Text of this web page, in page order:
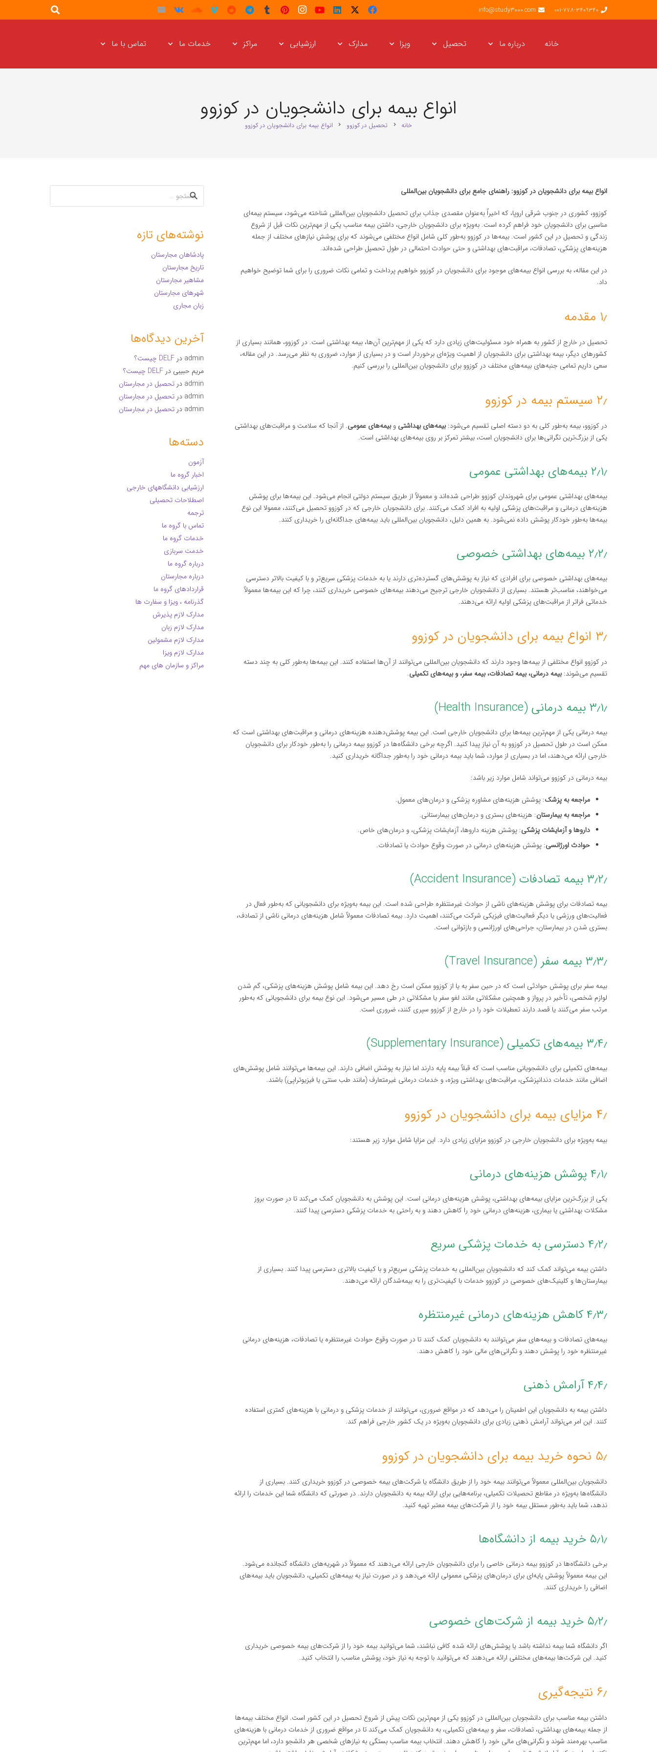
001-778-3409340
info@study3000.com
خانه درباره ما تحصیل ویزا مدارک ارزشیابی مراکز خدمات ما تماس با ما
انواع بیمه برای دانشجویان در کوزوو
خانه chevron_right تحصیل در کوزوو chevron_right انواع بیمه برای دانشجویان در کوزوو
انواع بیمه برای دانشجویان در کوزوو: راهنمای جامع برای دانشجویان بین‌المللی
کوزوو، کشوری در جنوب شرقی اروپا، که اخیراً به‌عنوان مقصدی جذاب برای تحصیل دانشجویان بین‌المللی شناخته می‌شود، سیستم بیمه‌ای
مناسبی برای دانشجویان خود فراهم کرده است. به‌ویژه برای دانشجویان خارجی، داشتن بیمه مناسب یکی از مهم‌ترین نکات قبل از شروع
زندگی و تحصیل در این کشور است. بیمه‌ها در کوزوو به‌طور کلی شامل انواع مختلفی می‌شوند که برای پوشش نیازهای مختلف از جمله
هزینه‌های پزشکی، تصادفات، مراقبت‌های بهداشتی و حتی حوادث احتمالی در طول تحصیل طراحی شده‌اند.
در این مقاله، به بررسی انواع بیمه‌های موجود برای دانشجویان در کوزوو خواهیم پرداخت و تمامی نکات ضروری را برای شما توضیح خواهیم
داد.
۱٫ مقدمه
تحصیل در خارج از کشور به همراه خود مسئولیت‌های زیادی دارد که یکی از مهم‌ترین آن‌ها، بیمه بهداشتی است. در کوزوو، همانند بسیاری از
کشورهای دیگر، بیمه بهداشتی برای دانشجویان از اهمیت ویژه‌ای برخوردار است و در بسیاری از موارد، ضروری به نظر می‌رسد. در این مقاله،
سعی داریم تمامی جنبه‌های بیمه‌های مختلف در کوزوو برای دانشجویان بین‌المللی را بررسی کنیم.
۲٫ سیستم بیمه در کوزوو
در کوزوو، بیمه به‌طور کلی به دو دسته اصلی تقسیم می‌شود:بیمه‌های بهداشتی وبیمه‌های عمومی. از آنجا که سلامت و مراقبت‌های بهداشتی
یکی از بزرگ‌ترین نگرانی‌ها برای دانشجویان است، بیشتر تمرکز بر روی بیمه‌های بهداشتی است.
۲٫۱٫ بیمه‌های بهداشتی عمومی
بیمه‌های بهداشتی عمومی برای شهروندان کوزوو طراحی شده‌اند و معمولاً از طریق سیستم دولتی انجام می‌شود. این بیمه‌ها برای پوشش
هزینه‌های درمانی و مراقبت‌های پزشکی اولیه به افراد کمک می‌کنند. برای دانشجویان خارجی که در کوزوو تحصیل می‌کنند، معمولا این نوع
بیمه‌ها به‌طور خودکار پوشش داده نمی‌شود. به همین دلیل، دانشجویان بین‌المللی باید بیمه‌های جداگانه‌ای را خریداری کنند.
۲٫۲٫ بیمه‌های بهداشتی خصوصی
بیمه‌های بهداشتی خصوصی برای افرادی که نیاز به پوشش‌های گسترده‌تری دارند یا به خدمات پزشکی سریع‌تر و با کیفیت بالاتر دسترسی
می‌خواهند، مناسب‌تر هستند. بسیاری از دانشجویان خارجی ترجیح می‌دهند بیمه‌های خصوصی خریداری کنند، چرا که این بیمه‌ها معمولاً
خدماتی فراتر از مراقبت‌های پزشکی اولیه ارائه می‌دهند.
۳٫ انواع بیمه برای دانشجویان در کوزوو
در کوزوو انواع مختلفی از بیمه‌ها وجود دارند که دانشجویان بین‌المللی می‌توانند از آن‌ها استفاده کنند. این بیمه‌ها به‌طور کلی به چند دسته
تقسیم می‌شوند:بیمه درمانی، بیمه تصادفات، بیمه سفر، و بیمه‌های تکمیلی.
۳٫۱٫ بیمه درمانی (Health Insurance)
بیمه درمانی یکی از مهم‌ترین بیمه‌ها برای دانشجویان خارجی است. این بیمه پوشش‌دهنده هزینه‌های درمانی و مراقبت‌های بهداشتی است که
ممکن است در طول تحصیل در کوزوو به آن نیاز پیدا کنید. اگرچه برخی دانشگاه‌ها در کوزوو بیمه درمانی را به‌طور خودکار برای دانشجویان
خارجی ارائه می‌دهند، اما در بسیاری از موارد، شما باید بیمه درمانی خود را به‌طور جداگانه خریداری کنید.
بیمه درمانی در کوزوو می‌تواند شامل موارد زیر باشد:
مراجعه به پزشک: پوشش هزینه‌های مشاوره پزشکی و درمان‌های معمول.
مراجعه به بیمارستان: هزینه‌های بستری و درمان‌های بیمارستانی.
داروها و آزمایشات پزشکی: پوشش هزینه داروها، آزمایشات پزشکی، و درمان‌های خاص.
حوادث اورژانسی: پوشش هزینه‌های درمانی در صورت وقوع حوادث یا تصادفات.
۳٫۲٫ بیمه تصادفات (Accident Insurance)
بیمه تصادفات برای پوشش هزینه‌های ناشی از حوادث غیرمنتظره طراحی شده است. این بیمه به‌ویژه برای دانشجویانی که به‌طور فعال در
فعالیت‌های ورزشی یا دیگر فعالیت‌های فیزیکی شرکت می‌کنند، اهمیت دارد. بیمه تصادفات معمولاً شامل هزینه‌های درمانی ناشی از تصادف،
بستری شدن در بیمارستان، جراحی‌های اورژانسی و بازتوانی است.
۳٫۳٫ بیمه سفر (Travel Insurance)
بیمه سفر برای پوشش حوادثی است که در حین سفر به یا از کوزوو ممکن است رخ دهد. این بیمه شامل پوشش هزینه‌های پزشکی، گم شدن
لوازم شخصی، تأخیر در پرواز و همچنین مشکلاتی مانند لغو سفر یا مشکلاتی در طی مسیر می‌شود. این نوع بیمه برای دانشجویانی که به‌طور
مرتب سفر می‌کنند یا قصد دارند تعطیلات خود را در خارج از کوزوو سپری کنند، ضروری است.
۳٫۴٫ بیمه‌های تکمیلی (Supplementary Insurance)
بیمه‌های تکمیلی برای دانشجویانی مناسب است که قبلاً بیمه پایه دارند اما نیاز به پوشش اضافی دارند. این بیمه‌ها می‌توانند شامل پوشش‌های
اضافی مانند خدمات دندانپزشکی، مراقبت‌های بهداشتی ویژه، و خدمات درمانی غیرمتعارف (مانند طب سنتی یا فیزیوتراپی) باشند.
۴٫ مزایای بیمه برای دانشجویان در کوزوو
بیمه به‌ویژه برای دانشجویان خارجی در کوزوو مزایای زیادی دارد. این مزایا شامل موارد زیر هستند:
۴٫۱٫ پوشش هزینه‌های درمانی
یکی از بزرگ‌ترین مزایای بیمه‌های بهداشتی، پوشش هزینه‌های درمانی است. این پوشش به دانشجویان کمک می‌کند تا در صورت بروز
مشکلات بهداشتی یا بیماری، هزینه‌های درمانی خود را کاهش دهند و به راحتی به خدمات پزشکی دسترسی پیدا کنند.
۴٫۲٫ دسترسی به خدمات پزشکی سریع
داشتن بیمه می‌تواند کمک کند که دانشجویان بین‌المللی به خدمات پزشکی سریع‌تر و با کیفیت بالاتری دسترسی پیدا کنند. بسیاری از
بیمارستان‌ها و کلینیک‌های خصوصی در کوزوو خدمات با کیفیت‌تری را به بیمه‌شدگان ارائه می‌دهند.
۴٫۳٫ کاهش هزینه‌های درمانی غیرمنتظره
بیمه‌های تصادفات و بیمه‌های سفر می‌توانند به دانشجویان کمک کنند تا در صورت وقوع حوادث غیرمنتظره یا تصادفات، هزینه‌های درمانی
غیرمنتظره خود را پوشش دهند و نگرانی‌های مالی خود را کاهش دهند.
۴٫۴٫ آرامش ذهنی
داشتن بیمه به دانشجویان این اطمینان را می‌دهد که در مواقع ضروری، می‌توانند از خدمات پزشکی و درمانی با هزینه‌های کمتری استفاده
کنند. این امر می‌تواند آرامش ذهنی زیادی برای دانشجویان به‌ویژه در یک کشور خارجی فراهم کند.
۵٫ نحوه خرید بیمه برای دانشجویان در کوزوو
دانشجویان بین‌المللی معمولاً می‌توانند بیمه خود را از طریق دانشگاه یا شرکت‌های بیمه خصوصی در کوزوو خریداری کنند. بسیاری از
دانشگاه‌ها به‌ویژه در مقاطع تحصیلات تکمیلی، برنامه‌هایی برای ارائه بیمه به دانشجویان دارند. در صورتی که دانشگاه شما این خدمات را ارائه
ندهد، شما باید به‌طور مستقل بیمه خود را از شرکت‌های بیمه معتبر تهیه کنید.
۵٫۱٫ خرید بیمه از دانشگاه‌ها
برخی دانشگاه‌ها در کوزوو بیمه درمانی خاصی را برای دانشجویان خارجی ارائه می‌دهند که معمولاً در شهریه‌های دانشگاه گنجانده می‌شود.
این بیمه معمولاً پوشش پایه‌ای برای درمان‌های پزشکی معمولی ارائه می‌دهد و در صورت نیاز به بیمه‌های تکمیلی، دانشجویان باید بیمه‌های
اضافی را خریداری کنند.
۵٫۲٫ خرید بیمه از شرکت‌های خصوصی
اگر دانشگاه شما بیمه نداشته باشد یا پوشش‌های ارائه شده کافی نباشند، شما می‌توانید بیمه خود را از شرکت‌های بیمه خصوصی خریداری
کنید. این شرکت‌ها بیمه‌های مختلفی ارائه می‌دهند که می‌توانید با توجه به نیاز خود، پوشش مناسب را انتخاب کنید.
۶٫ نتیجه‌گیری
داشتن بیمه مناسب برای دانشجویان بین‌المللی در کوزوو یکی از مهم‌ترین نکات پیش از شروع تحصیل در این کشور است. انواع مختلف بیمه‌ها
از جمله بیمه‌های بهداشتی، تصادفات، سفر و بیمه‌های تکمیلی، به دانشجویان کمک می‌کند تا در مواقع ضروری از خدمات درمانی با هزینه‌های
مناسب بهره‌مند شوند و نگرانی‌های مالی خود را کاهش دهند. انتخاب بیمه مناسب بستگی به نیازهای شخصی هر دانشجو دارد، اما مهم‌ترین
جستجو
برای:
نوشته‌های تازه
پادشاهان مجارستان
تاریخ مجارستان
مشاهیر مجارستان
شهرهای مجارستان
زبان مجاری
آخرین دیدگاه‌ها
admin در DELF چیست؟
مریم حبیبی در DELF چیست؟
admin در تحصیل در مجارستان
admin در تحصیل در مجارستان
admin در تحصیل در مجارستان
دسته‌ها
آزمون
اخبار گروه ما
ارزشیابی دانشگاههای خارجی
اصطلاحات تحصیلی
ترجمه
تماس با گروه ما
خدمات گروه ما
خدمت سربازی
درباره گروه ما
درباره مجارستان
قراردادهای گروه ما
گذرنامه ، ویزا و سفارت ها
مدارک لازم پذیرش
مدارک لازم زبان
مدارک لازم مشمولین
مدارک لازم ویزا
مراکز و سازمان های مهم